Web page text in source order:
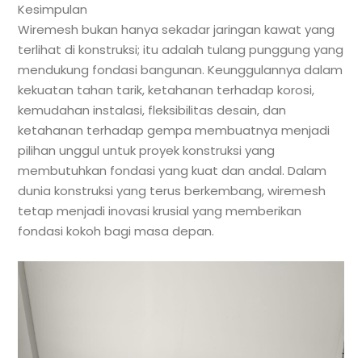
Kesimpulan
Wiremesh bukan hanya sekadar jaringan kawat yang
terlihat di konstruksi; itu adalah tulang punggung yang
mendukung fondasi bangunan. Keunggulannya dalam
kekuatan tahan tarik, ketahanan terhadap korosi,
kemudahan instalasi, fleksibilitas desain, dan
ketahanan terhadap gempa membuatnya menjadi
pilihan unggul untuk proyek konstruksi yang
membutuhkan fondasi yang kuat dan andal. Dalam
dunia konstruksi yang terus berkembang, wiremesh
tetap menjadi inovasi krusial yang memberikan
fondasi kokoh bagi masa depan.